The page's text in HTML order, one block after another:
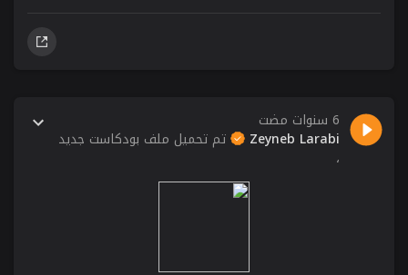
6 سنوات مضت
Zeyneb Larabi تم تحميل ملف بودكاست جديد
،